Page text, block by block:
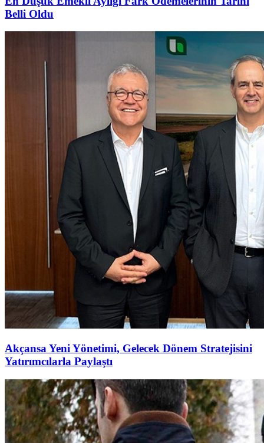
Belli Oldu
Akçansa Yeni Yönetimi, Gelecek Dönem Stratejisini
Yatırımcılarla Paylaştı